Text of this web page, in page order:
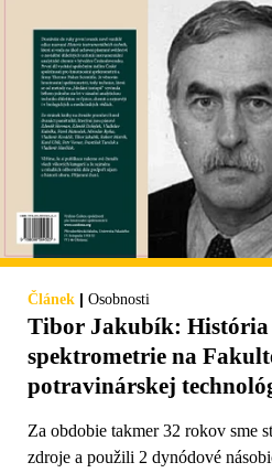
Článek | Osobnosti
Tibor Jakubík: História
spektrometrie na
potravinárskej
Za obdobie takmer 32 rokov sme
zdroje a použili 2 dynódové